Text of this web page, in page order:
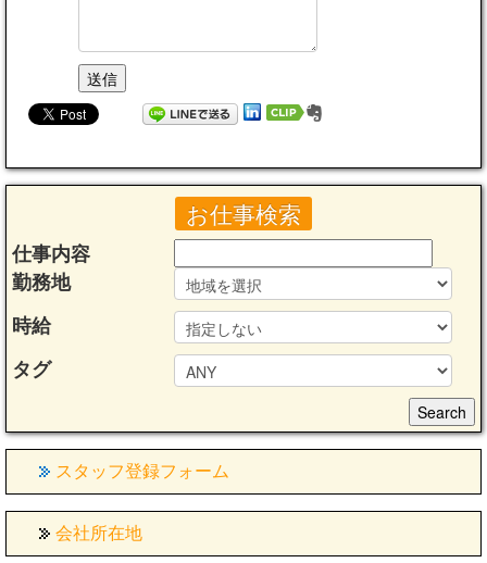
お仕事検索
仕事内容
勤務地
時給
タグ
スタッフ登録フォーム
会社所在地